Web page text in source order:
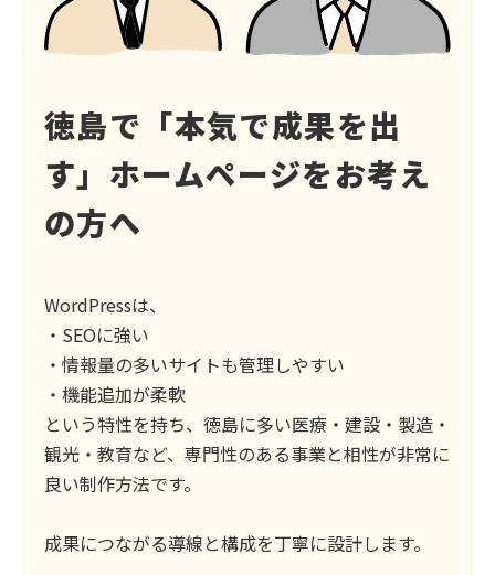
徳島で「本気で成果を出
す」 ホームページをお考え
の方へ
WordPressは、
・SEOに強い
・情報量の多いサイトも管理しやすい
・機能追加が柔軟
という特性を持ち、徳島に多い医療・建設・製造・
観光・教育など、専門性のある事業と相性が非常に
良い制作方法です。
成果につながる導線と構成を丁寧に設計します。